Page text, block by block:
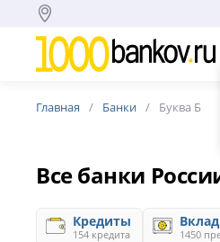
Главная Банки Буква Б
Все банки
Кредиты
154 кредита 1450